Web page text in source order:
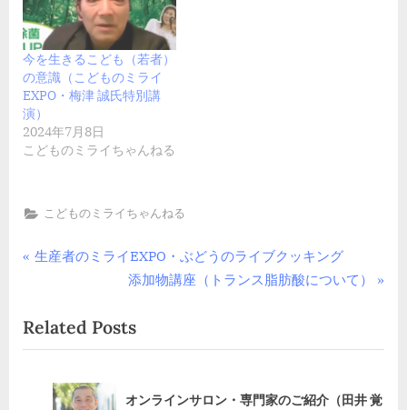
今を生きるこども（若者）
の意識（こどものミライ
EXPO・梅津 誠氏特別講
演）
2024年7月8日
こどものミライちゃんねる
こどものミライちゃんねる
投
ナ
P
v
i
生産者のミライEXPO・ぶどうのライブクッキング
N
x
t
o
添加物講座（トランス脂肪酸について）
Related Posts
オンラインサロン・専門家のご紹介（田井 覚